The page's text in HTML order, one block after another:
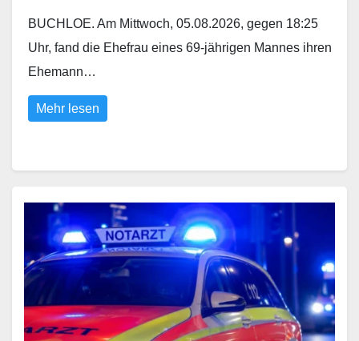
BUCHLOE. Am Mittwoch, 05.08.2026, gegen 18:25
Uhr, fand die Ehefrau eines 69-jährigen Mannes ihren
Ehemann…
Mehr lesen